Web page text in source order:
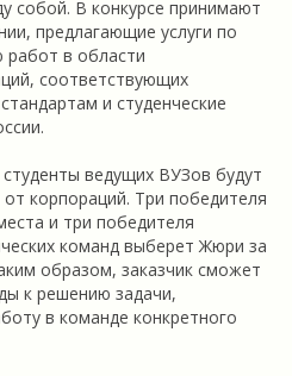
собой. В конкурсе принимают
предлагающие услуги по
работ в области
соответствующих
и студенческие
ведущих ВУЗов будут
корпораций. Три победителя
и три победителя
команд выберет Жюри за
образом, заказчик сможет
к решению задачи,
в команде конкретного